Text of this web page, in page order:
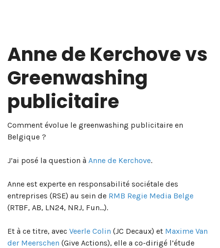
Anne de Kerchove vs
Greenwashing
publicitaire
Comment évolue le greenwashing publicitaire en
Belgique ?
J’ai posé la question à Anne de Kerchove.
Anne est experte en responsabilité sociétale des
entreprises (RSE) au sein de RMB Regie Media Belge
(RTBF, AB, LN24, NRJ, Fun…).
Et à ce titre, avec Veerle Colin (JC Decaux) et Maxime Van
der Meerschen (Give Actions), elle a co-dirigé l’étude